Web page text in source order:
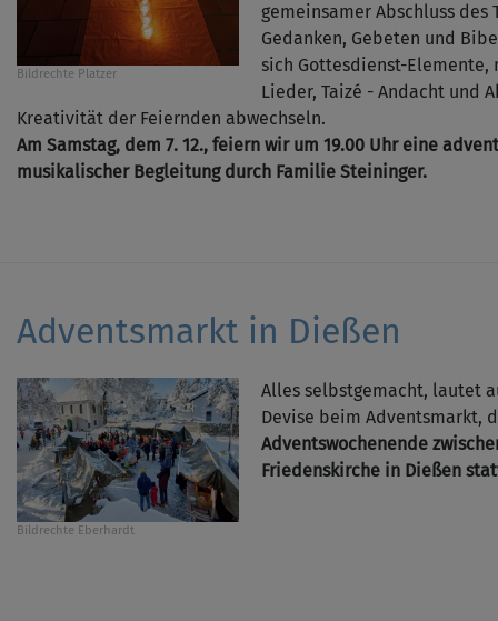
Bildrechte Platzer
gemeinsamer Abschluss
Gedanken, Gebeten und
sich Gottesdienst-Elemente,
Lieder, Taizé - Andacht und
Kreativität der Feiernden abwechseln.
Am Samstag, dem 7. 12., feiern wir um 19.00 Uhr eine
musikalischer Begleitung durch Familie Steininger.
Adventsmarkt in Dießen
Bildrechte Eberhardt
Alles selbstgemacht, lautet
Devise beim
Adventswochenende
Friedenskirche in Dießen